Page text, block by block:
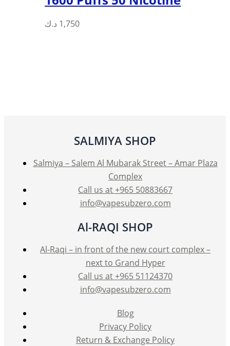
1,750 د.ك
SALMIYA SHOP
Salmiya – Salem Al Mubarak Street – Amar Plaza
Complex
Call us at +965 50883667
info@vapesubzero.com
Al-RAQI SHOP
Al-Raqi – in front of the new court complex –
next to Grand Hyper
Call us at +965 51124370
info@vapesubzero.com
Blog
Privacy Policy
Return & Exchange Policy